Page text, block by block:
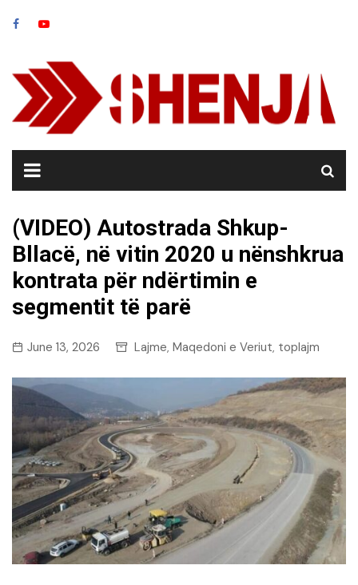
(VIDEO) Autostrada Shkup-
Bllacë, në vitin 2020 u nënshkrua
kontrata për ndërtimin e
segmentit të parë
June 13, 2026 Lajme, Maqedoni e Veriut, toplajm